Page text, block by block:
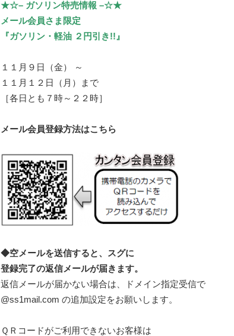
★☆– ガソリン特売情報 –☆★
メール会員さま限定
『ガソリン・軽油 ２円引き!!』
１１月９日（金） ～
１１月１２日（月）まで
［各日とも７時～２２時］
メール会員登録方法はこちら
◆空メールを送信すると、スグに
登録完了の返信メールが届きます。
返信メールが届かない場合は、ドメイン指定受信で
@ss1mail.com の追加設定をお願いします。
ＱＲコードがご利用できないお客様は